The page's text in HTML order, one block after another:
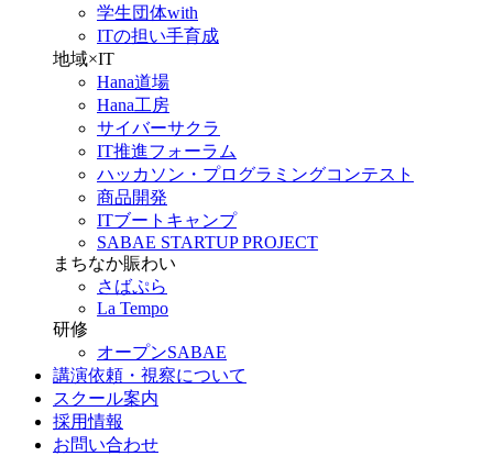
学生団体with
ITの担い手育成
地域×IT
Hana道場
Hana工房
サイバーサクラ
IT推進フォーラム
ハッカソン・プログラミングコンテスト
商品開発
ITブートキャンプ
SABAE STARTUP PROJECT
まちなか賑わい
さばぷら
La Tempo
研修
オープンSABAE
講演依頼・視察について
スクール案内
採用情報
お問い合わせ